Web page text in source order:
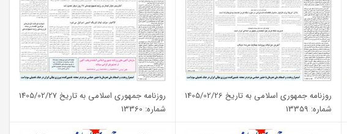
روزنامه جمهوری اسلامی به تاریخ 1405/02/27
شماره: 13360
روزنامه جمهوری اسلامی به تاریخ 1405/02/26
شماره: 13359